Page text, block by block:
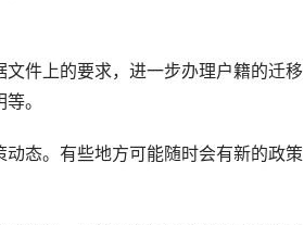
件上的要求，进一步办理户籍的迁移
。
态。有些地方可能随时会有新的政策